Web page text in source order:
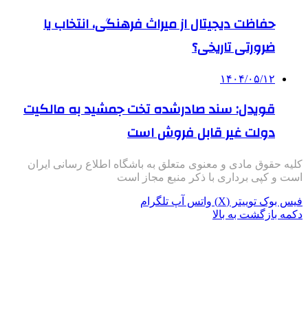
حفاظت دیجیتال از میراث فرهنگی، انتخاب یا
ضرورتی تاریخی؟
۱۴۰۴/۰۵/۱۲
قویدل: سند صادرشده تخت جمشید به مالکیت
دولت غیر قابل فروش است
کلیه حقوق مادی و معنوی متعلق به باشگاه اطلاع رسانی ایران
است و کپی برداری با ذکر منبع مجاز است
فیس بوک توییتر (X) واتس آپ تلگرام
دکمه بازگشت به بالا